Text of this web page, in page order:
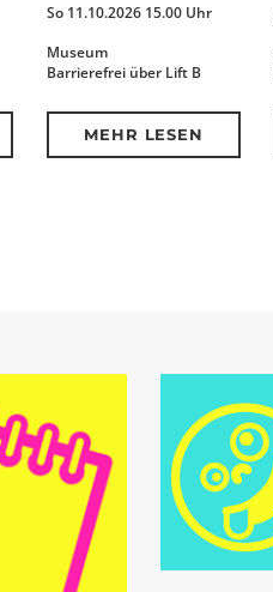
So 11.10.2026 15.00 Uhr
Museum
Barrierefrei über Lift B
MEHR LESEN